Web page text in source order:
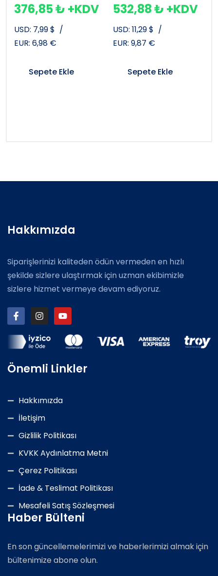
376,85₺ +KDV
USD: 7,99$ /
EUR: 6,98 €
Sepete Ekle
532,88₺ +KDV
USD: 11,29$ /
EUR: 9,87 €
Sepete Ekle
Hakkımızda
Siparişlerinizi kaliteden ödün vermeden en hızlı
şekilde sizlere ulaştırmak için uzman ekibimizle
sizlere hizmet vermeye devam ediyoruz.
Önemli Linkler
Hakkımızda
İletişim
Gizlilik Politikası
KVKK Aydınlatma Metni
Çerez Politikası
İade & Teslimat Politikası
Mesafeli Satış Sözleşmesi
Haber Bülteni
En son güncellemelerimizi ve haberlerimizi almak için
bültenimize abone olun.